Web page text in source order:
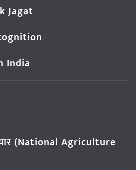
Jagat
India
(National Agriculture